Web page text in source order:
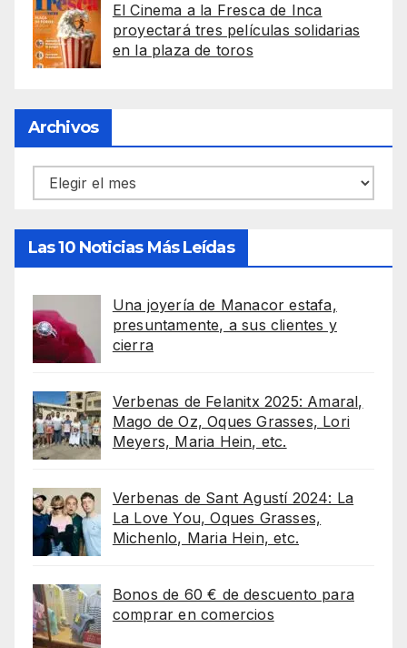
El Cinema a la Fresca de Inca
proyectará tres películas solidarias
en la plaza de toros
Archivos
Archivos
Las 10 Noticias Más Leídas
Una joyería de Manacor estafa,
presuntamente, a sus clientes y
cierra
Verbenas de Felanitx 2025: Amaral,
Mago de Oz, Oques Grasses, Lori
Meyers, Maria Hein, etc.
Verbenas de Sant Agustí 2024: La
La Love You, Oques Grasses,
Michenlo, Maria Hein, etc.
Bonos de 60 € de descuento para
comprar en comercios